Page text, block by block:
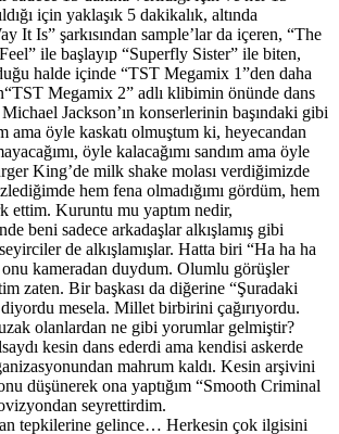
için yaklaşık 5 dakikalık, altında
It Is” şarkısından sample’lar da içeren, “The
ile başlayıp “Superfly Sister” ile biten,
halde içinde “TST Megamix 1”den daha
Megamix 2” adlı klibimin önünde dans
Jackson’ın konserlerinin başındaki gibi
ama öyle kaskatı olmuştum ki, heyecandan
öyle kalacağımı sandım ama öyle
King’de milk shake molası verdiğimizde
hem fena olmadığımı gördüm, hem
ettim. Kuruntu mu yaptım nedir,
beni sadece arkadaşlar alkışlamış gibi
de alkışlamışlar. Hatta biri “Ha ha ha
kameradan duydum. Olumlu görüşler
zaten. Bir başkası da diğerine “Şuradaki
mesela. Millet birbirini çağırıyordu.
olanlardan ne gibi yorumlar gelmiştir?
kesin dans ederdi ama kendisi askerde
mahrum kaldı. Kesin arşivini
düşünerek ona yaptığım “Smooth Criminal
seyrettirdim.
tepkilerine gelince… Herkesin çok ilgisini